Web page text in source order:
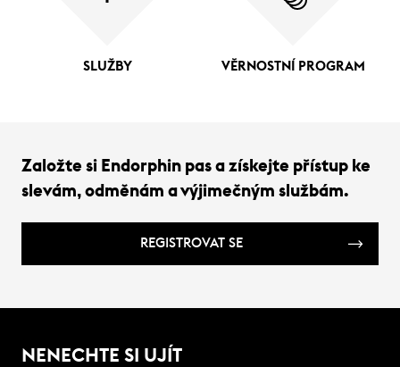
SLUŽBY VĚRNOSTNÍ PROGRAM
Založte si Endorphin pas a získejte přístup ke
slevám, odměnám a výjimečným službám.
REGISTROVAT SE
NENECHTE SI UJÍT